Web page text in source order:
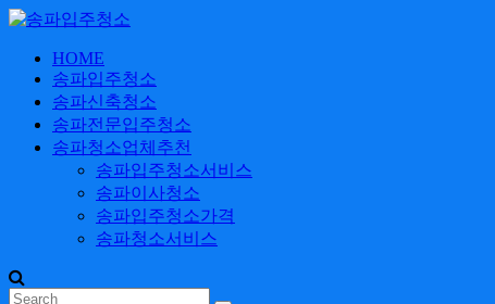
Skip
content
시
간
HOME
송파입주청소
송파신축청소
송파전문입주청소
송파청소업체추천
송파입주청소서비스
송파이사청소
송파입주청소가격
송파청소서비스